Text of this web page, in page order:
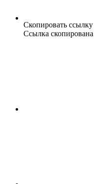
Скопировать ссылку
Ссылка скопирована